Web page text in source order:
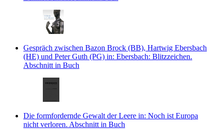
Gespräch zwischen Bazon Brock (BB), Hartwig Ebersbach
(HE) und Peter Guth (PG) in: Ebersbach: Blitzzeichen.
Abschnitt in Buch
Die formfordernde Gewalt der Leere in: Noch ist Europa
nicht verloren. Abschnitt in Buch